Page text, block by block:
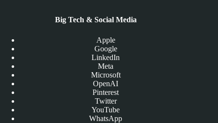
Big Tech & Social Media
Apple
Google
LinkedIn
Meta
Microsoft
OpenAI
Pinterest
Twitter
YouTube
WhatsApp